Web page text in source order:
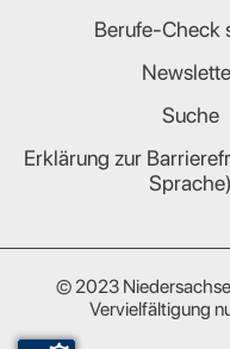
Berufe-Check
Suche
Erklärung zur
Sprache)
© 2023
Vervielfältigung